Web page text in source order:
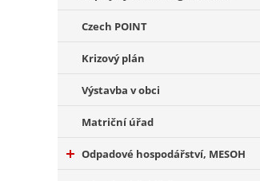
Czech POINT
Krizový plán
Výstavba v obci
Matriční úřad
Odpadové hospodářství, MESOH